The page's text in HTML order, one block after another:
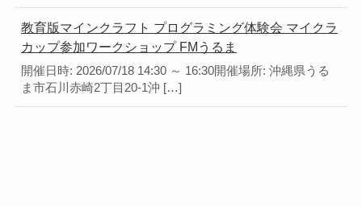
教育版マインクラフト プログラミング体験会 マイクラ
カップ参加ワークショップ FMうるま
開催日時: 2026/07/18 14:30 ～ 16:30開催場所: 沖縄県うる
ま市石川赤崎2丁目20-1沖 […]